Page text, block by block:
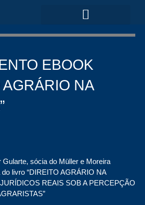
EBOOK
AGRÁRIO NA
Gularte, sócia do Müller e Moreira
livro “DIREITO AGRÁRIO NA
REAIS SOB A PERCEPÇÃO